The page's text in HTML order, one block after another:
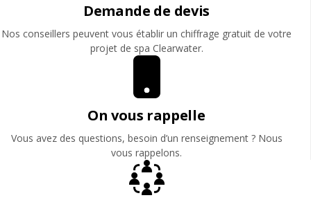
Demande de devis
Nos conseillers peuvent vous établir un chiffrage gratuit de votre
projet de spa Clearwater.
On vous rappelle
Vous avez des questions, besoin d’un renseignement ? Nous
vous rappelons.